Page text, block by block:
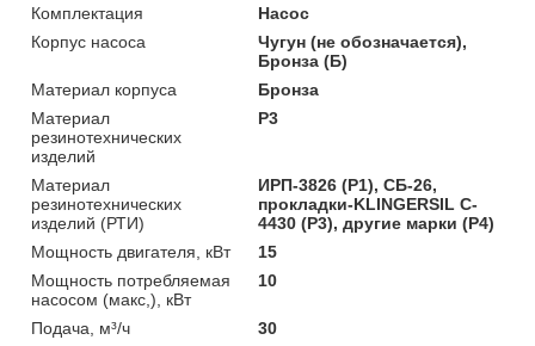
Комплектация
Насос
Корпус насоса
Чугун (не обозначается),
Бронза (Б)
Материал корпуса
Бронза
Материал
резинотехнических
изделий
Р3
Материал
резинотехнических
изделий (РТИ)
ИРП-3826 (Р1), СБ-26,
прокладки-KLINGERSIL C-
4430 (Р3), другие марки (Р4)
Мощность двигателя, кВт
15
Мощность потребляемая
насосом (макс,), кВт
10
Подача, м³/ч
30